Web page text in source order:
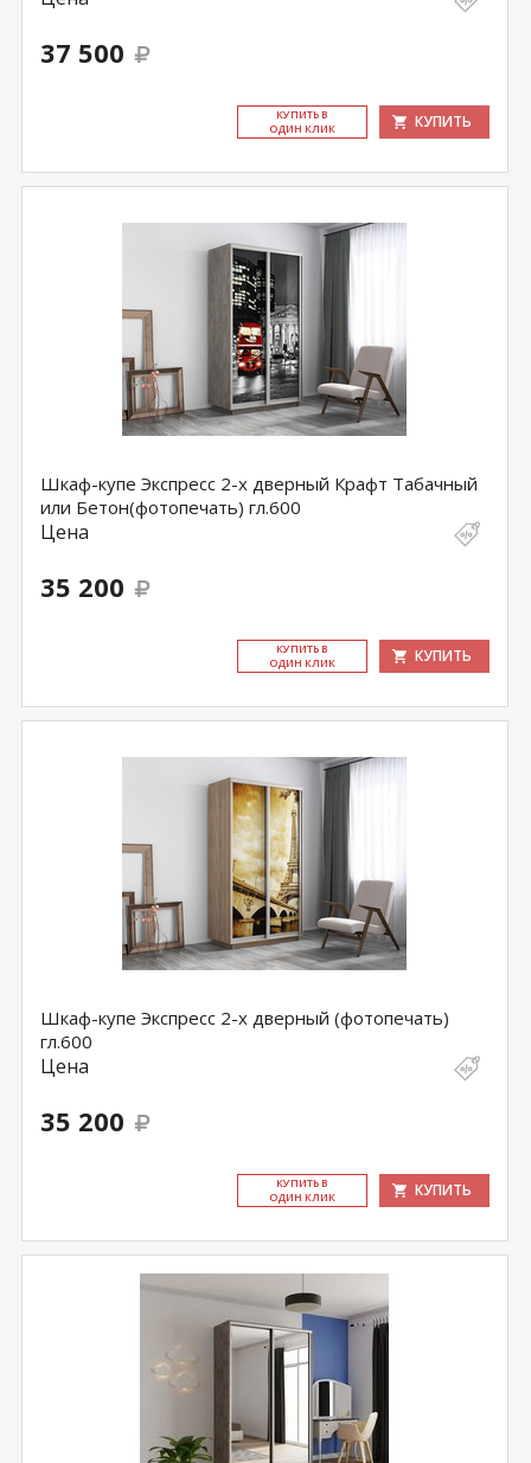
37 500
КУ­ПИТЬ В
ОДИН КЛИК
КУПИТЬ
Шкаф-купе Экспресс 2-х дверный Крафт Табачный
или Бетон(фотопечать) гл.600
Цена
35 200
КУ­ПИТЬ В
ОДИН КЛИК
КУПИТЬ
Шкаф-купе Экспресс 2-х дверный (фотопечать)
гл.600
Цена
35 200
КУ­ПИТЬ В
ОДИН КЛИК
КУПИТЬ